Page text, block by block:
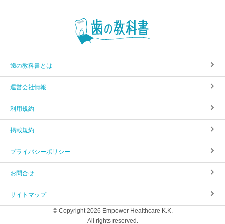
歯の教科書とは
運営会社情報
利用規約
掲載規約
プライバシーポリシー
お問合せ
サイトマップ
© Copyright 2026 Empower Healthcare K.K.
All rights reserved.